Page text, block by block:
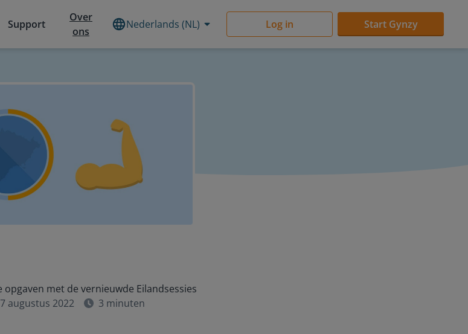
Support
Over
ons
Nederlands (NL) Log in Start Gynzy
opgaven met de vernieuwde Eilandsessies
augustus 2022
3 minuten